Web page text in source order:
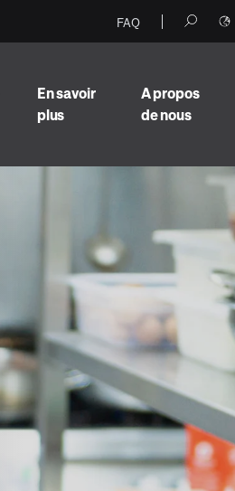
FAQ
En savoir
plus
A propos
de nous